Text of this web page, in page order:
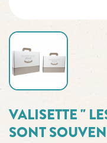
VALISETTE "
SONT